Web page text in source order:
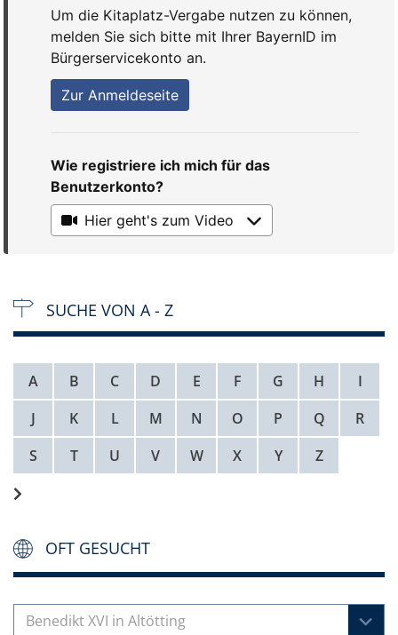
SUCHE VON A - Z
A B C D E F G H
I
J
K L M N O P Q
R
S
T U V W X Y Z
OFT GESUCHT
Benedikt XVI in Altötting